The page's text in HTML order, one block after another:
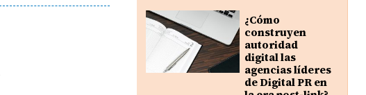
¿Cómo
construyen
autoridad
digital las
agencias líderes
de Digital PR en